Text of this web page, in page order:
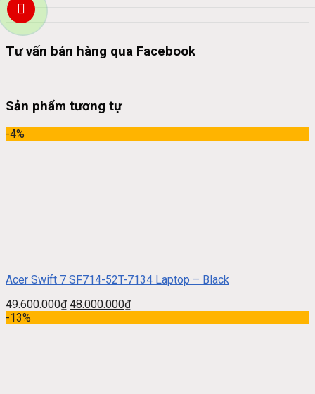
Tư vấn bán hàng qua Facebook
Sản phẩm tương tự
-4%
Acer Swift 7 SF714-52T-7134 Laptop – Black
49.600.000₫ 48.000.000₫
-13%